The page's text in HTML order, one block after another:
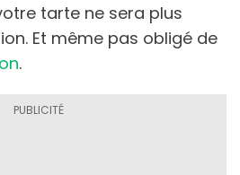
tarte ne sera plus
Et même pas obligé de
.